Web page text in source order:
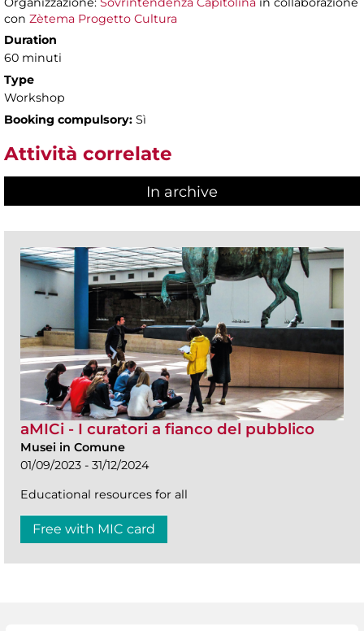
con Zètema Progetto Cultura
Duration
60 minuti
Type
Workshop
Booking compulsory: Sì
Attività correlate
In archive
aMICi - I curatori a fianco del pubblico
Musei in Comune
01/09/2023 - 31/12/2024
Educational resources for all
Free with MIC card